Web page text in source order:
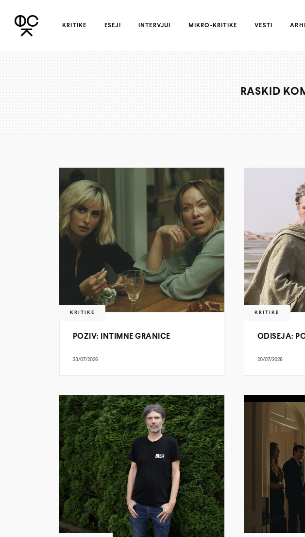
KRITIKE ESEJI INTERVJUI MIKRO-KRITIKE VESTI
RASKID
KRITIKE
POZIV: INTIMNE GRANICE
23/07/2026
KRITIKE
ODISEJA:
20/07/2026